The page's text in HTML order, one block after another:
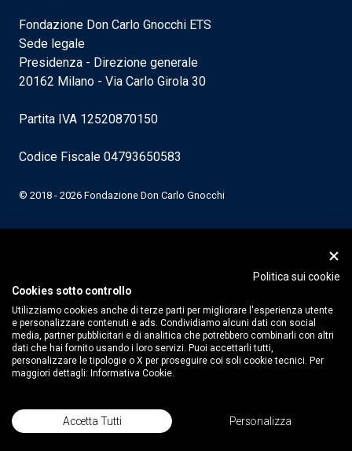
Fondazione Don Carlo Gnocchi ETS
Sede legale
Presidenza - Direzione generale
20162 Milano - Via Carlo Girola 30
Partita IVA 12520870150
Codice Fiscale 04793650583
© 2018 - 2026 Fondazione Don Carlo Gnocchi
Politica sui cookie
Cookies sotto controllo
Utilizziamo cookies anche di terze parti per migliorare l'esperienza utente
e personalizzare contenuti e ads. Condividiamo alcuni dati con social
media, partner pubblicitari e di analitica che potrebbero combinarli con altri
dati che hai fornito usando i loro servizi. Puoi accettarli tutti,
personalizzare le tipologie o X per proseguire coi soli cookie tecnici. Per
maggiori dettagli: Informativa Cookie.
Accetta Tutti Personalizza